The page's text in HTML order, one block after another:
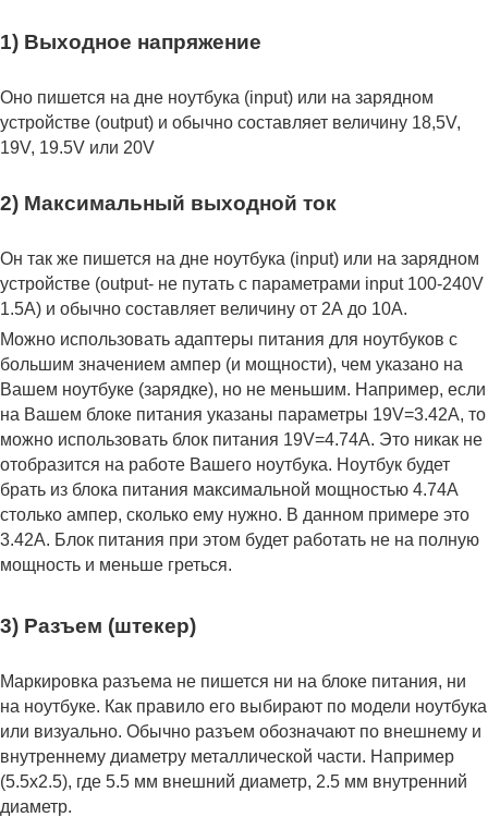
1) Выходное напряжение
Оно пишется на дне ноутбука (input) или на зарядном
устройстве (output) и обычно составляет величину 18,5V,
19V, 19.5V или 20V
2) Максимальный выходной ток
Он так же пишется на дне ноутбука (input) или на зарядном
устройстве (output- не путать с параметрами input 100-240V
1.5A) и обычно составляет величину от 2А до 10A.
Можно использовать адаптеры питания для ноутбуков с
большим значением ампер (и мощности), чем указано на
Вашем ноутбуке (зарядке), но не меньшим. Например, если
на Вашем блоке питания указаны параметры 19V=3.42A, то
можно использовать блок питания 19V=4.74A. Это никак не
отобразится на работе Вашего ноутбука. Ноутбук будет
брать из блока питания максимальной мощностью 4.74А
столько ампер, сколько ему нужно. В данном примере это
3.42А. Блок питания при этом будет работать не на полную
мощность и меньше греться.
3) Разъем (штекер)
Маркировка разъема не пишется ни на блоке питания, ни
на ноутбуке. Как правило его выбирают по модели ноутбука
или визуально. Обычно разъем обозначают по внешнему и
внутреннему диаметру металлической части. Например
(5.5x2.5), где 5.5 мм внешний диаметр, 2.5 мм внутренний
диаметр.